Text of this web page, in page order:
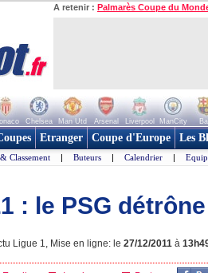
A retenir : Palmarès Coupe du
Chelsea Man Utd Arsenal Liverpool ManCity
Etranger Coupe d'Europe Les
Classement | Buteurs | Calendrier |
: le PSG détrône
Ligue 1, Mise en ligne: le 27/12/2011 à